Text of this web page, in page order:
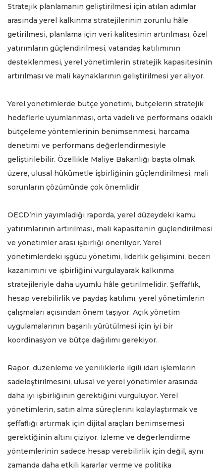
Stratejik planlamanın geliştirilmesi için atılan adımlar
arasında yerel kalkınma stratejilerinin zorunlu hâle
getirilmesi, planlama için veri kalitesinin artırılması, özel
yatırımların güçlendirilmesi, vatandaş katılımının
desteklenmesi, yerel yönetimlerin stratejik kapasitesinin
artırılması ve mali kaynaklarının geliştirilmesi yer alıyor.
Yerel yönetimlerde bütçe yönetimi, bütçelerin stratejik
hedeflerle uyumlanması, orta vadeli ve performans odaklı
bütçeleme yöntemlerinin benimsenmesi, harcama
denetimi ve performans değerlendirmesiyle
geliştirilebilir. Özellikle Maliye Bakanlığı başta olmak
üzere, ulusal hükümetle işbirliğinin güçlendirilmesi, mali
sorunların çözümünde çok önemlidir.
OECD’nin yayımladığı raporda, yerel düzeydeki kamu
yatırımlarının artırılması, mali kapasitenin güçlendirilmesi
ve yönetimler arası işbirliği öneriliyor. Yerel
yönetimlerdeki işgücü yönetimi, liderlik gelişimini, beceri
kazanımını ve işbirliğini vurgulayarak kalkınma
stratejileriyle daha uyumlu hâle getirilmelidir. Şeffaflık,
hesap verebilirlik ve paydaş katılımı, yerel yönetimlerin
çalışmaları açısından önem taşıyor. Açık yönetim
uygulamalarının başarılı yürütülmesi için iyi bir
koordinasyon ve bütçe dağılımı gerekiyor.
Rapor, düzenleme ve yeniliklerle ilgili idari işlemlerin
sadeleştirilmesini, ulusal ve yerel yönetimler arasında
daha iyi işbirliğinin gerektiğini vurguluyor. Yerel
yönetimlerin, satın alma süreçlerini kolaylaştırmak ve
şeffaflığı artırmak için dijital araçları benimsemesi
gerektiğinin altını çiziyor. İzleme ve değerlendirme
yöntemlerinin sadece hesap verebilirlik için değil, aynı
zamanda daha etkili kararlar verme ve politika